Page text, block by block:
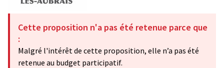
Cette proposition n'a pas été retenue parce que
:
Malgré l'intérêt de cette proposition, elle n’a pas été
retenue au budget participatif.